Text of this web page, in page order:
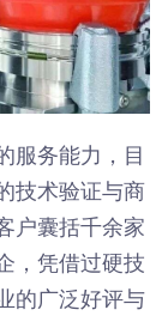
服务能力，目
技术验证与商
户囊括千余家
，凭借过硬技
的广泛好评与